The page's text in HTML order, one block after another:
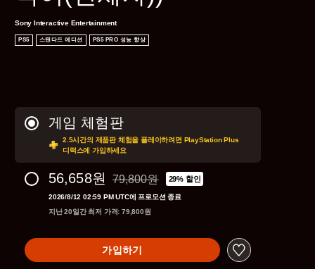
Sony Interactive Entertainment
PS5 스탠다드 에디션 PS5 PRO 성능 향상
게임 체험판
2.5시간의 제품판 체험을 플레이하려면 PlayStation Plus
디럭스에 가입하세요
56,658원 79,800원의 원래 가격에서 할인됨
79,800원 29% 할인
2026/8/12 02:59 PM UTC에 프로모션 종료
지난 20일간 최저 가격: 79,800원
가입하기